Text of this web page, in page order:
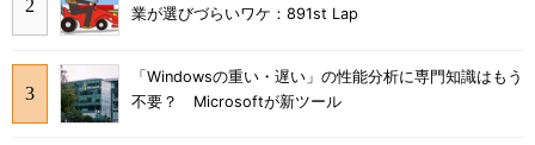
業が選びづらいワケ：891st Lap
「Windowsの重い・遅い」の性能分析に専門知識はもう
不要？ Microsoftが新ツール